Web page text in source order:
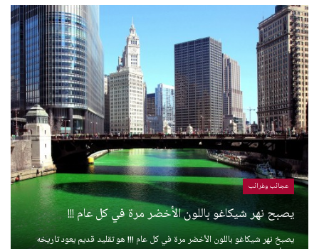
عجائب وغرائب
يصبح نهر شيكاغو باللون الأخضر مرة في كل عام !!!
يصبخ نهر شيكاغو باللون الأخضر مرة في كل عام !!! هو تقليد قديم يعود تاريخه